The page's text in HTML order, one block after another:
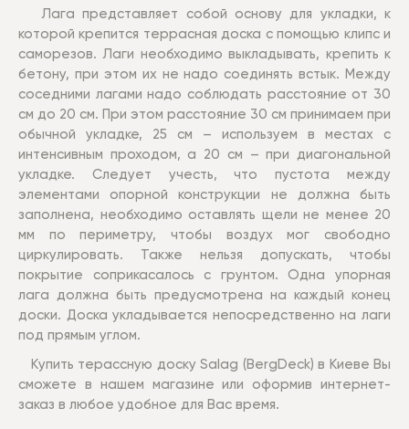
Лага представляет собой основу для укладки, к
которой крепится террасная доска с помощью клипс и
саморезов. Лаги необходимо выкладывать, крепить к
бетону, при этом их не надо соединять встык. Между
соседними лагами надо соблюдать расстояние от 30
см до 20 см. При этом расстояние 30 см принимаем при
обычной укладке, 25 см – используем в местах с
интенсивным проходом, а 20 см – при диагональной
укладке. Следует учесть, что пустота между
элементами опорной конструкции не должна быть
заполнена, необходимо оставлять щели не менее 20
мм по периметру, чтобы воздух мог свободно
циркулировать. Также нельзя допускать, чтобы
покрытие соприкасалось с грунтом. Одна упорная
лага должна быть предусмотрена на каждый конец
доски. Доска укладывается непосредственно на лаги
под прямым углом.
Купить терассную доску Salag (BergDeck) в Киеве Вы
сможете в нашем магазине или оформив интернет-
заказ в любое удобное для Вас время.